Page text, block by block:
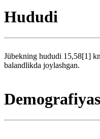
Hududi
Jübekning hududi 15,58[1]
balandlikda joylashgan.